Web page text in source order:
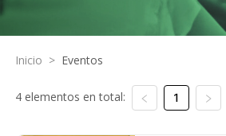
Inicio > Eventos
4 elementos en total: 1